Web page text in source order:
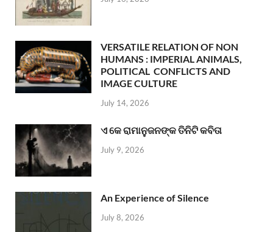
VERSATILE RELATION OF NON
HUMANS : IMPERIAL ANIMALS,
POLITICAL CONFLICTS AND
IMAGE CULTURE
July 14, 2026
ଏ କେ ରାମାନୁଜନଙ୍କ ତିନିଟି କବିତା
July 9, 2026
An Experience of Silence
July 8, 2026